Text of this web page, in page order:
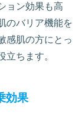
ョン効果も高
のバリア機能を
感肌の方にとっ
立ちます。
効果